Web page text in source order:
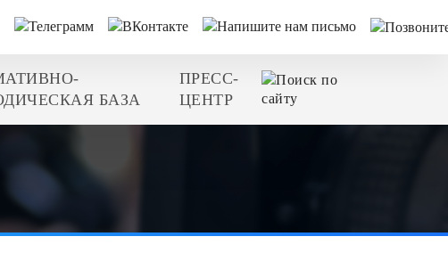
БАЗА
ПРЕСС-
ЦЕНТР